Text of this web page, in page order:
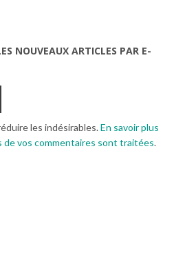
NOUVEAUX ARTICLES PAR E-
les indésirables.En savoir plus
de vos commentaires sont traitées.